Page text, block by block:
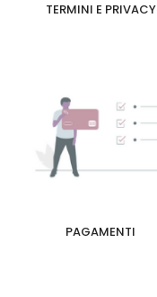
TERMINI E PRIVACY
PAGAMENTI